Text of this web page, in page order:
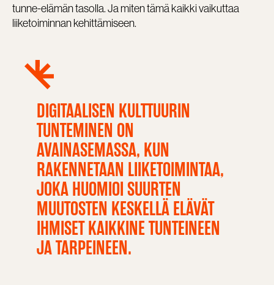
tunne-elämän tasolla. Ja miten tämä kaikki vaikuttaa
liiketoiminnan kehittämiseen.
DIGITAALISEN KULTTUURIN
TUNTEMINEN ON
AVAINASEMASSA, KUN
RAKENNETAAN LIIKETOIMINTAA,
JOKA HUOMIOI SUURTEN
MUUTOSTEN KESKELLÄ ELÄVÄT
IHMISET KAIKKINE TUNTEINEEN
JA TARPEINEEN.